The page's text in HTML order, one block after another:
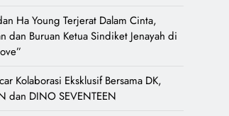
Ha Young Terjerat Dalam Cinta,
dan Buruan Ketua Sindiket Jenayah di
Kolaborasi Eksklusif Bersama DK,
dan DINO SEVENTEEN